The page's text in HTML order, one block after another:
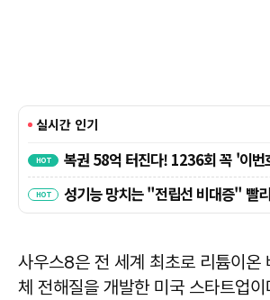
사우스8은 전 세계 최초로 리튬이온
체 전해질을 개발한 미국 스타트업